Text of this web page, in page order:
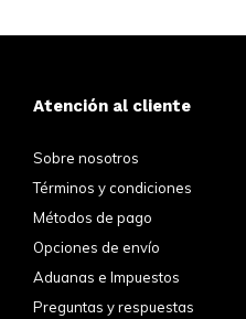
Atención al cliente
Sobre nosotros
Términos y condiciones
Métodos de pago
Opciones de envío
Aduanas e Impuestos
Preguntas y respuestas